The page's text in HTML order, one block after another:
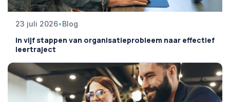
23 juli 2026•Blog
In vijf stappen van organisatieprobleem naar effectief
leertraject